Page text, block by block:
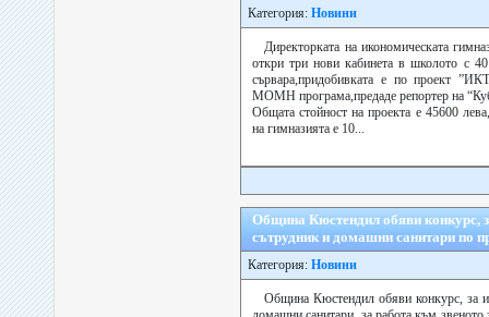
Категория: Новини
Директорката на икономическата
откри три нови кабинета в школото с
сървара,придобивката е по проект
МОМН програма,предаде репортер на
Общата стойност на проекта е 45600
на гимназията е 10...
Община Кюстендил обяви конкурс,
сътрудник и домашни санитари по
Категория: Новини
Община Кюстендил обяви конкурс, за